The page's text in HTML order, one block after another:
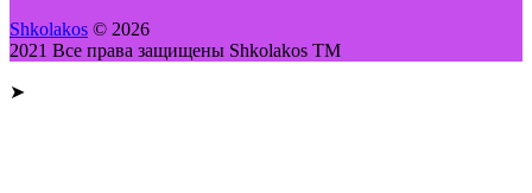
Shkolakos © 2026
2021 Все права защищены Shkolakos TM
➤